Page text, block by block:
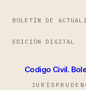
BOLETÍN DE
EDICIÓN DIGITAL
Codigo Civil.